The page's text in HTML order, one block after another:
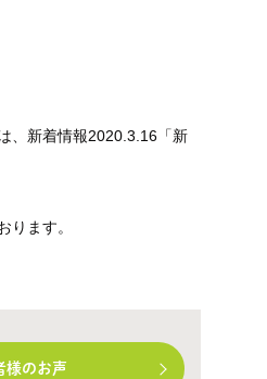
、新着情報2020.3.16「新
ります。
様のお声